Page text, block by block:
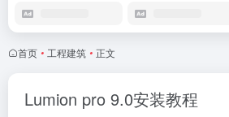
首页 • 工程建筑 • 正文
Lumion pro 9.0安装教程